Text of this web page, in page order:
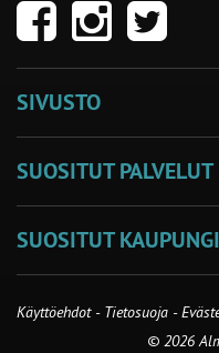
SIVUSTO
SUOSITUT PALVELUT
SUOSITUT
Käyttöehdot - Tietosuoja -
© 2026